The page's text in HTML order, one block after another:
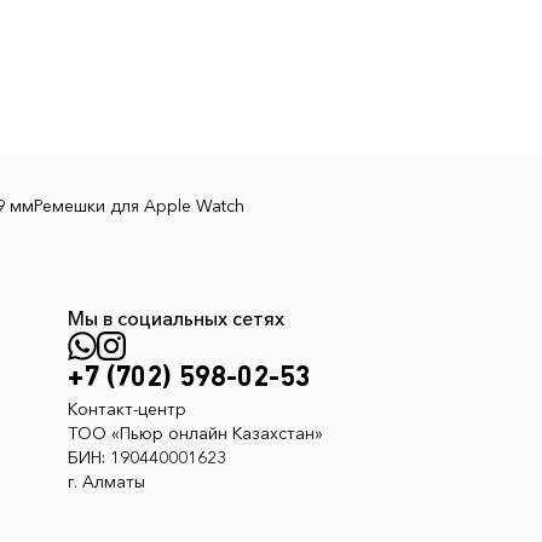
ммРемешки для Apple Watch
Мы в социальных сетях
+7 (702) 598-02-53
Контакт-центр
ТОО «Пьюр онлайн Казахстан»
БИН: 190440001623
г. Алматы